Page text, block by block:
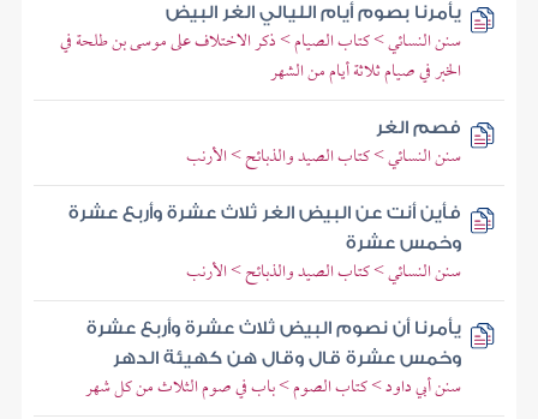
يأمرنا بصوم أيام الليالي الغر البيض
سنن النسائي > كتاب الصيام > ذكر الاختلاف على موسى بن طلحة في
الخبر في صيام ثلاثة أيام من الشهر
فصم الغر
سنن النسائي > كتاب الصيد والذبائح > الأرنب
فأين أنت عن البيض الغر ثلاث عشرة وأربع عشرة
وخمس عشرة
سنن النسائي > كتاب الصيد والذبائح > الأرنب
يأمرنا أن نصوم البيض ثلاث عشرة وأربع عشرة
وخمس عشرة قال وقال هن كهيئة الدهر
سنن أبي داود > كتاب الصوم > باب في صوم الثلاث من كل شهر